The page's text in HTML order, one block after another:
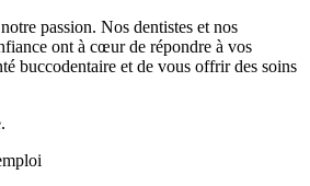
passion. Nos dentistes et nos
ont à cœur de répondre à vos
buccodentaire et de vous offrir des soins